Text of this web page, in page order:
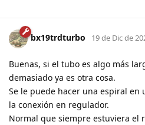
bx19trdturbo 19 de Dic de
Buenas, si el tubo es algo más
demasiado ya es otra cosa.
Se le puede hacer una espiral en
la conexión en regulador.
Normal que siempre estuviera el